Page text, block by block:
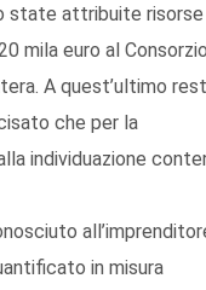
state attribuite risorse
mila euro al
A quest’ultimo
che per la
individuazione
in misura